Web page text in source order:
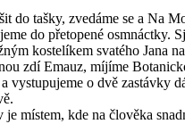
do tašky, zvedáme se a Na
do přetopené osmnáctky.
kostelíkem svatého Jana
zdí Emauz, míjíme
vystupujeme o dvě zastávky
je místem, kde na člověka